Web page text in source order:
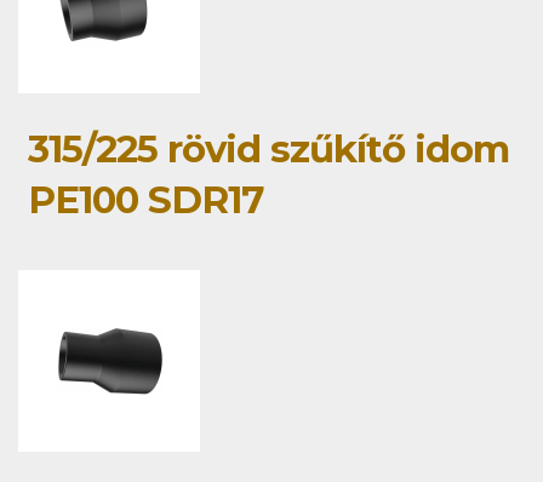
315/225 rövid szűkítő idom
PE100 SDR17